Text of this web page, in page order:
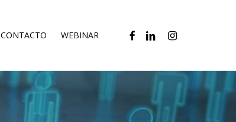
CONTACTO WEBINAR FACEBOOKLINKEDININSTAGRAM